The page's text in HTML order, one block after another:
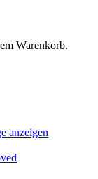
Warenkorb.
anzeigen